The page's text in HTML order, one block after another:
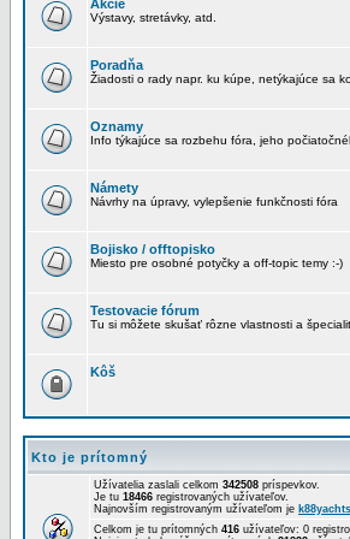
Akcie
Výstavy, stretávky, atd.
Poradňa
Žiadosti o rady napr. ku kúpe, netýkajúce sa
Oznamy
Info týkajúce sa rozbehu fóra, jeho
Námety
Návrhy na úpravy, vylepšenie funkčnosti fóra
Bojisko / offtopisko
Miesto pre osobné potyčky a off-topic temy :-)
Testovacie fórum
Tu si môžete skušať rôzne vlastnosti a
Kôš
Kto je prítomný
Užívatelia zaslali celkom 342508 príspevkov.
Je tu 18466 registrovaných užívateľov.
Najnovším registrovaným užívateľom je k88yachts
Celkom je tu prítomných 416 užívateľov: 0